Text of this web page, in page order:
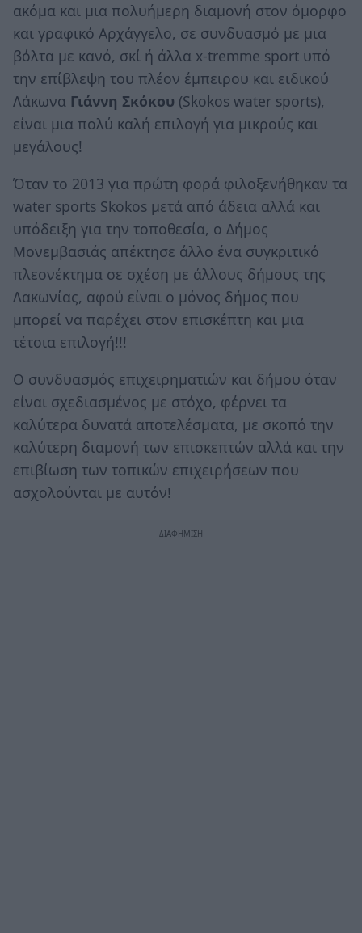
ακόμα και μια πολυήμερη διαμονή στον όμορφο
και γραφικό Αρχάγγελο, σε συνδυασμό με μια
βόλτα με κανό, σκί ή άλλα x-tremme sport υπό
την επίβλεψη του πλέον έμπειρου και ειδικού
Λάκωνα Γιάννη Σκόκου (Skokos water sports),
είναι μια πολύ καλή επιλογή για μικρούς και
μεγάλους!
Όταν το 2013 για πρώτη φορά φιλοξενήθηκαν τα
water sports Skokos μετά από άδεια αλλά και
υπόδειξη για την τοποθεσία, ο Δήμος
Μονεμβασιάς απέκτησε άλλο ένα συγκριτικό
πλεονέκτημα σε σχέση με άλλους δήμους της
Λακωνίας, αφού είναι ο μόνος δήμος που
μπορεί να παρέχει στον επισκέπτη και μια
τέτοια επιλογή!!!
Ο συνδυασμός επιχειρηματιών και δήμου όταν
είναι σχεδιασμένος με στόχο, φέρνει τα
καλύτερα δυνατά αποτελέσματα, με σκοπό την
καλύτερη διαμονή των επισκεπτών αλλά και την
επιβίωση των τοπικών επιχειρήσεων που
ασχολούνται με αυτόν!